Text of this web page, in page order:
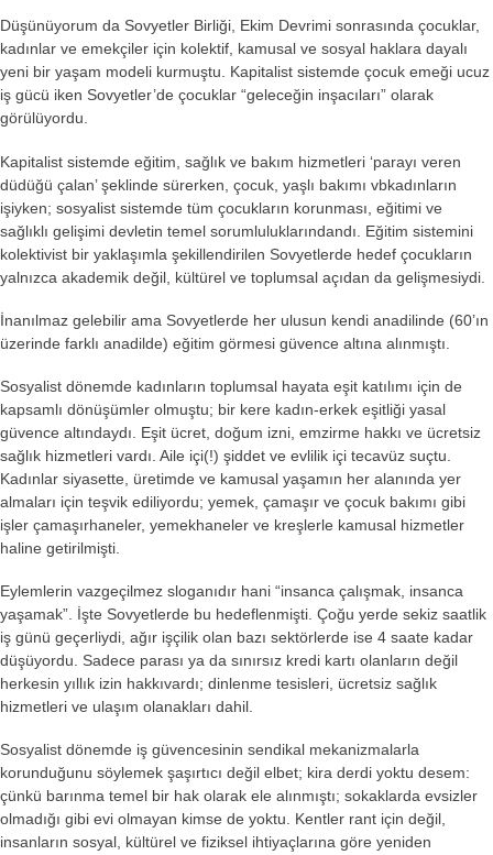
Düşünüyorum da Sovyetler Birliği, Ekim Devrimi sonrasında çocuklar,
kadınlar ve emekçiler için kolektif, kamusal ve sosyal haklara dayalı
yeni bir yaşam modeli kurmuştu. Kapitalist sistemde çocuk emeği ucuz
iş gücü iken Sovyetler’de çocuklar “geleceğin inşacıları” olarak
görülüyordu.
Kapitalist sistemde eğitim, sağlık ve bakım hizmetleri ‘parayı veren
düdüğü çalan’ şeklinde sürerken, çocuk, yaşlı bakımı vbkadınların
işiyken; sosyalist sistemde tüm çocukların korunması, eğitimi ve
sağlıklı gelişimi devletin temel sorumluluklarındandı. Eğitim sistemini
kolektivist bir yaklaşımla şekillendirilen Sovyetlerde hedef çocukların
yalnızca akademik değil, kültürel ve toplumsal açıdan da gelişmesiydi.
İnanılmaz gelebilir ama Sovyetlerde her ulusun kendi anadilinde (60’ın
üzerinde farklı anadilde) eğitim görmesi güvence altına alınmıştı.
Sosyalist dönemde kadınların toplumsal hayata eşit katılımı için de
kapsamlı dönüşümler olmuştu; bir kere kadın-erkek eşitliği yasal
güvence altındaydı. Eşit ücret, doğum izni, emzirme hakkı ve ücretsiz
sağlık hizmetleri vardı. Aile içi(!) şiddet ve evlilik içi tecavüz suçtu.
Kadınlar siyasette, üretimde ve kamusal yaşamın her alanında yer
almaları için teşvik ediliyordu; yemek, çamaşır ve çocuk bakımı gibi
işler çamaşırhaneler, yemekhaneler ve kreşlerle kamusal hizmetler
haline getirilmişti.
Eylemlerin vazgeçilmez sloganıdır hani “insanca çalışmak, insanca
yaşamak”. İşte Sovyetlerde bu hedeflenmişti. Çoğu yerde sekiz saatlik
iş günü geçerliydi, ağır işçilik olan bazı sektörlerde ise 4 saate kadar
düşüyordu. Sadece parası ya da sınırsız kredi kartı olanların değil
herkesin yıllık izin hakkıvardı; dinlenme tesisleri, ücretsiz sağlık
hizmetleri ve ulaşım olanakları dahil.
Sosyalist dönemde iş güvencesinin sendikal mekanizmalarla
korunduğunu söylemek şaşırtıcı değil elbet; kira derdi yoktu desem:
çünkü barınma temel bir hak olarak ele alınmıştı; sokaklarda evsizler
olmadığı gibi evi olmayan kimse de yoktu. Kentler rant için değil,
insanların sosyal, kültürel ve fiziksel ihtiyaçlarına göre yeniden